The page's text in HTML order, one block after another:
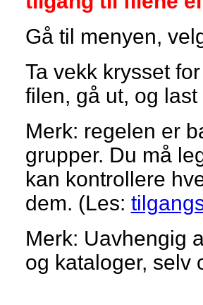
Gå til menyen,
Ta vekk krysset
filen, gå ut, og
Merk: regelen er
grupper. Du må
kan kontrollere
dem. (Les:
Merk: Uavhengig
og kataloger, selv